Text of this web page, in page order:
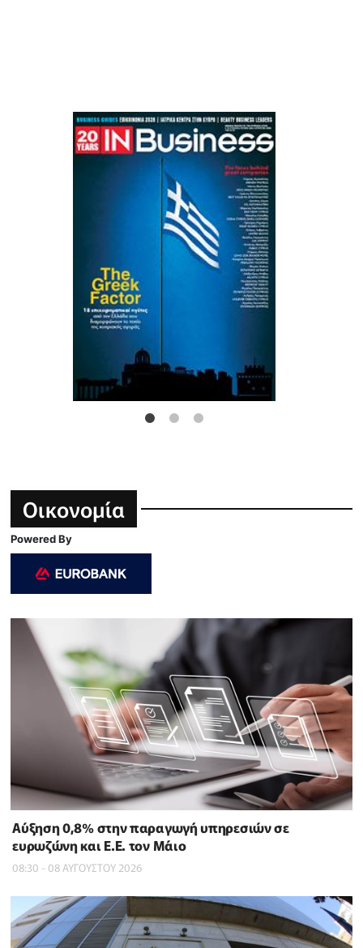
Οικονομία
Powered By
Αύξηση 0,8% στην παραγωγή υπηρεσιών σε
ευρωζώνη και Ε.Ε. τον Μάιο
08:30 - 08 ΑΥΓΟΥΣΤΟΥ 2026